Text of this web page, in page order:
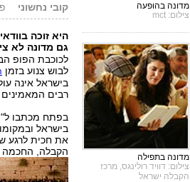
קובי נחשוני
היא זוכה
גם מדונה לא
לכוכבת הפופ
לבוש צנוע בזמן
בישראל אינה
רבים
בפתח מכתבו
בישראל
את חכית לרגע
הקבלה,
מדונה בהופעה
צילום: mct
מדונה בתפילה
צילום: דוויד רולינגס, מרכז
הקבלה ישראל